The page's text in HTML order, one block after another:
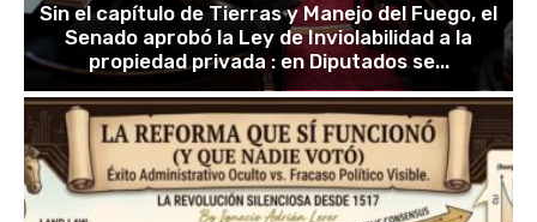
Sin el capítulo de Tierras y Manejo del Fuego, el
Senado aprobó la Ley de Inviolabilidad a la
propiedad privada : en Diputados se...